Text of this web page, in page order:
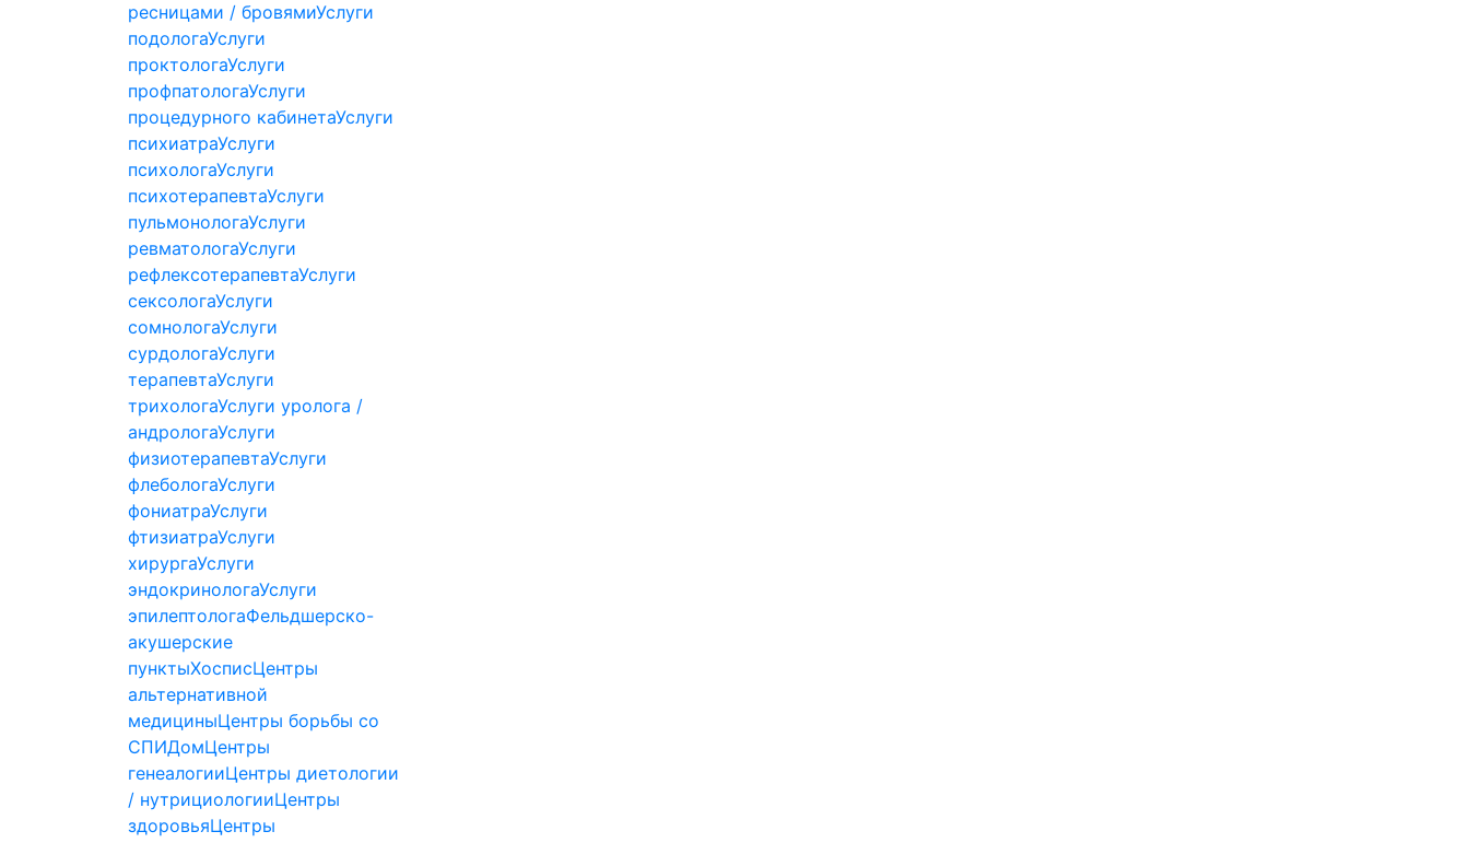
ресницами / бровямиУслуги
подологаУслуги
проктологаУслуги
профпатологаУслуги
процедурного кабинетаУслуги
психиатраУслуги
психологаУслуги
психотерапевтаУслуги
пульмонологаУслуги
ревматологаУслуги
рефлексотерапевтаУслуги
сексологаУслуги
сомнологаУслуги
сурдологаУслуги
терапевтаУслуги
трихологаУслуги уролога /
андрологаУслуги
физиотерапевтаУслуги
флебологаУслуги
фониатраУслуги
фтизиатраУслуги
хирургаУслуги
эндокринологаУслуги
эпилептологаФельдшерско-
акушерские
пунктыХосписЦентры
альтернативной
медициныЦентры борьбы со
СПИДомЦентры
генеалогииЦентры диетологии
/ нутрициологииЦентры
здоровьяЦентры